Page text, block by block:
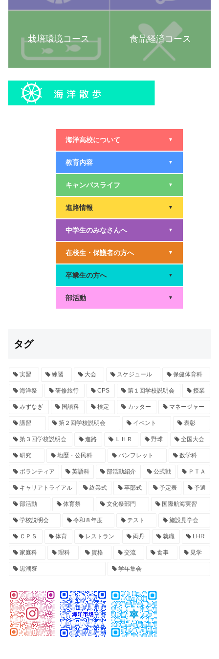
栽培環境コース 食品経済コース
海洋高校について ▼
教育内容 ▼
キャンパスライフ ▼
進路情報 ▼
中学生のみなさんへ ▼
在校生・保護者の方へ ▼
卒業生の方へ ▼
部活動 ▼
タグ
実習 練習 大会 スケジュール 保健体育科
海洋祭 研修旅行 CPS 第１回学校説明会 授業
みずなぎ 国語科 検定 カッター マネージャー
講習 第２回学校説明会 イベント 表彰
第３回学校説明会 進路 ＬＨＲ 野球 全国大会
研究 地歴・公民科 パンフレット 数学科
ボランティア 英語科 部活動紹介 公式戦 ＰＴＡ
キャリアトライアル 終業式 卒部式 予定表 予選
部活動 体育祭 文化祭部門 国際航海実習
学校説明会 令和８年度 テスト 施設見学会
ＣＰＳ 体育 レストラン 両丹 就職 LHR
家庭科 理科 資格 交流 食事 見学
黒潮寮 学年集会